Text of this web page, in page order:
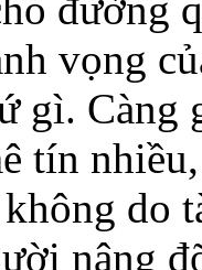
vọng
gì. Càng
tín
do
nâng